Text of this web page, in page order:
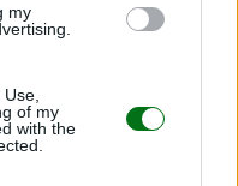
my
of my
with the
los bebés con un